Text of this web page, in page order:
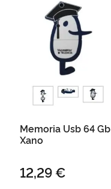
Memoria Usb 64 Gb
Xano
12,29 €